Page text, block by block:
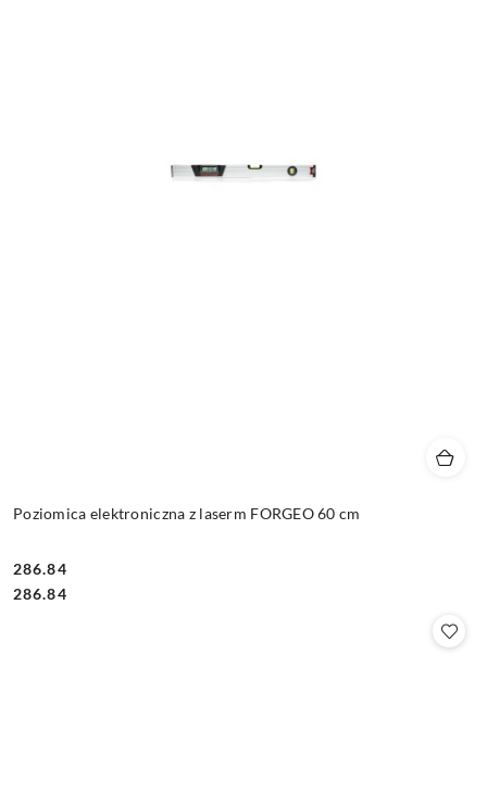
Poziomica elektroniczna z laserm FORGEO 60 cm
Cena:
286.84
Cena:
286.84